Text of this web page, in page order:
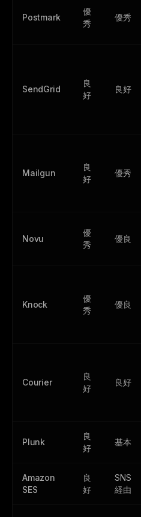
Postmark
優
秀
優秀
SendGrid
良
好
良好
Mailgun
良
好
優秀
Novu
優
秀
優良
Knock
優
秀
優良
Courier
良
好
良好
Plunk
良
好
基本
Amazon
SES
良
好
SNS
経由